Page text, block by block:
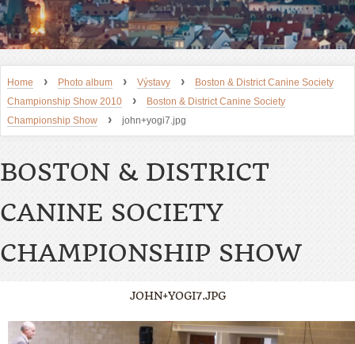
Home › Photo album › Výstavy ›
Boston & District Canine Society
Championship Show 2010
›
Boston & District Canine Society
Championship Show
› john+yogi7.jpg
BOSTON & DISTRICT
CANINE SOCIETY
CHAMPIONSHIP SHOW
JOHN+YOGI7.JPG